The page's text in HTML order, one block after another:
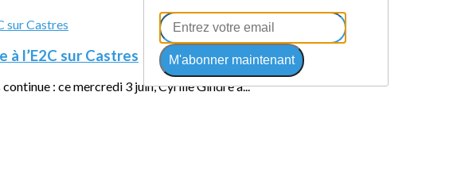
l’E2C sur Castres
: ce mercredi 3 juin, Cyrille Gindre a...
M'abonner maintenant